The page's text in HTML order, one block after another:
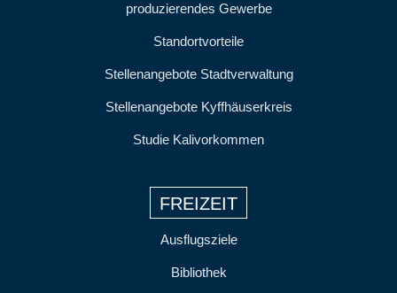
produzierendes Gewerbe
Standortvorteile
Stellenangebote Stadtverwaltung
Stellenangebote Kyffhäuserkreis
Studie Kalivorkommen
FREIZEIT
Ausflugsziele
Bibliothek